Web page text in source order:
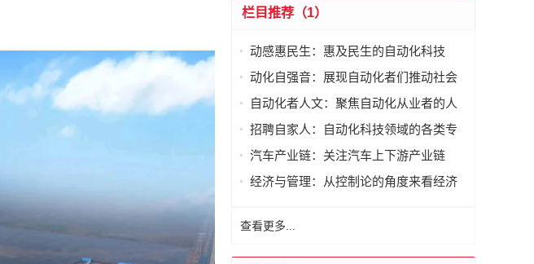
栏目推荐（1）
动感惠民生：惠及民生的自动化科技
动化自强音：展现自动化者们推动社会
进步发出的响亮声音
自动化者人文：聚焦自动化从业者的人
文思考
招聘自家人：自动化科技领域的各类专
家及人才需求资讯
汽车产业链：关注汽车上下游产业链
经济与管理：从控制论的角度来看经济
查看更多...